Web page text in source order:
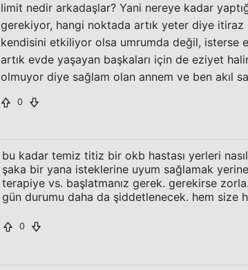
limit nedir arkadaşlar? Yani nereye kadar
gerekiyor, hangi noktada artık yeter diye itiraz
kendisini etkiliyor olsa umrumda değil, isterse
artık evde yaşayan başkaları için de eziyet
olmuyor diye sağlam olan annem ve ben akıl
0
bu kadar temiz titiz bir okb hastası yerleri
şaka bir yana isteklerine uyum sağlamak
terapiye vs. başlatmanız gerek. gerekirse
gün durumu daha da şiddetlenecek. hem size
0